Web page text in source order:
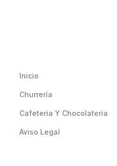
Inicio
Churrería
Cafeteria Y Chocolateria
Aviso Legal